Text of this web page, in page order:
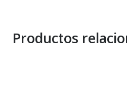
Productos